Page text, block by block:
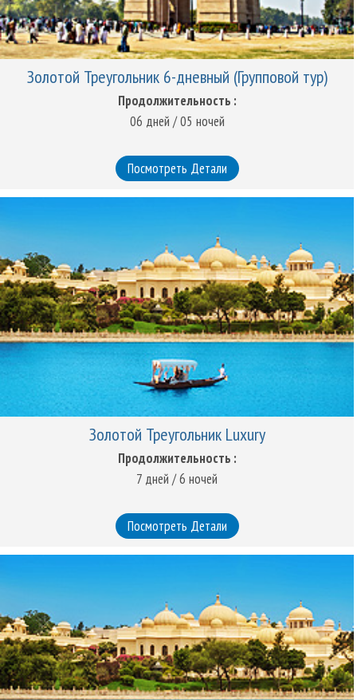
Золотой Треугольник 6-дневный (Групповой тур)
Продолжительность :
06 дней / 05 ночей
Посмотреть Детали
Золотой Треугольник Luxury
Продолжительность :
7 дней / 6 ночей
Посмотреть Детали